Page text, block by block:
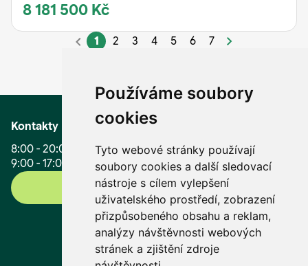
Používáme soubory
cookies
Tyto webové stránky používají
soubory cookies a další sledovací
nástroje s cílem vylepšení
uživatelského prostředí, zobrazení
přizpůsobeného obsahu a reklam,
analýzy návštěvnosti webových
stránek a zjištění zdroje
8 181 500 Kč
1 2 3 4 5 6
7
Kontakty
8:00 - 20:00 (Po - Pá)
9:00 - 17:00 (So, Ne, svátky)
+420 296 399 006
info@mmreality.cz
E-mail pro novináře